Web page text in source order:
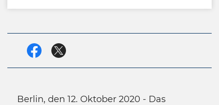
Facebook
Berlin, den 12. Oktober 2020 - Das